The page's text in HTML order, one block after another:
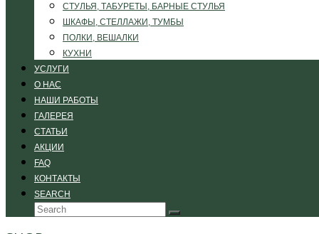
СТУЛЬЯ, ТАБУРЕТЫ, БАРНЫЕ СТУЛЬЯ
ШКАФЫ, СТЕЛЛАЖИ, ТУМБЫ
ПОЛКИ, ВЕШАЛКИ
КУХНИ
УСЛУГИ
О НАС
НАШИ РАБОТЫ
ГАЛЕРЕЯ
СТАТЬИ
АКЦИИ
FAQ
КОНТАКТЫ
SEARCH
Search
Submit